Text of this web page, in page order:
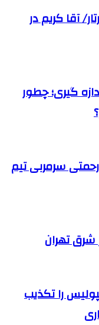
آقا کریم در
گیری؛ چطور
سرمربی تیم
تهران
را تکذیب